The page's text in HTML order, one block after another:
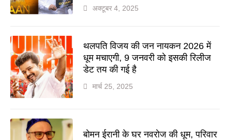
अक्टूबर 4, 2025
थलपति विजय की जन नायकन 2026 में
धूम मचाएगी, 9 जनवरी को इसकी रिलीज
डेट तय की गई है
मार्च 25, 2025
बोमन ईरानी के घर नवरोज की धूम, परिवार